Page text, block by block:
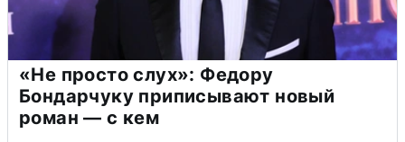
«Не просто слух»: Федору
Бондарчуку приписывают новый
роман — с кем